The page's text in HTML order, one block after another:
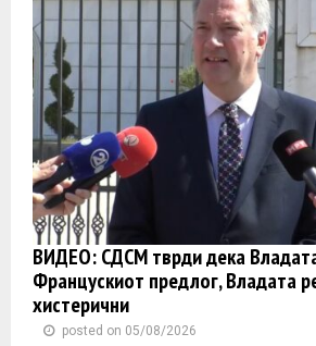
ВИДЕО: СДСМ тврди дека
Францускиот предлог, Владата
хистерични
posted on 05/08/2026